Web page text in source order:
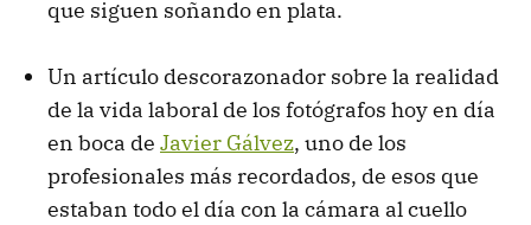
que siguen soñando en plata.
Un artículo descorazonador sobre la realidad
de la vida laboral de los fotógrafos hoy en día
en boca de Javier Gálvez, uno de los
profesionales más recordados, de esos que
estaban todo el día con la cámara al cuello